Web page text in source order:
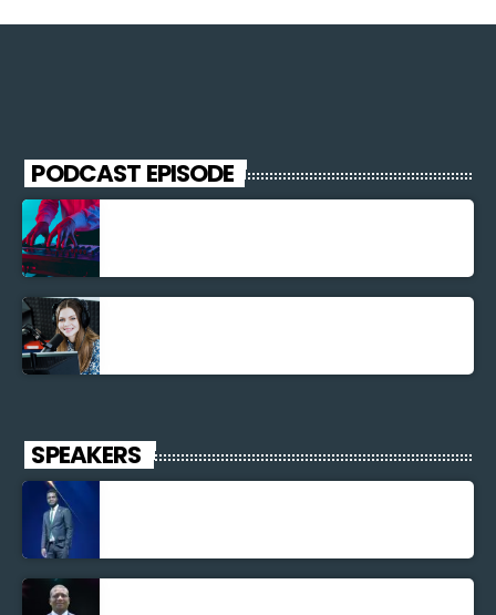
PODCAST EPISODE
SPEAKERS